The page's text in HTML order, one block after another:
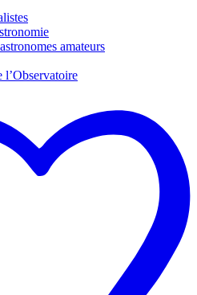
amateurs
l’Observatoire